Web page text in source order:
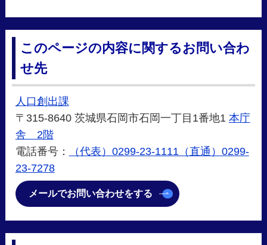
このページの内容に関するお問い合わ
せ先
人口創出課
〒315-8640 茨城県石岡市石岡一丁目1番地1 本庁
舎 2階
電話番号：
（代表）0299-23-1111（直通）0299-
23-7278
メールでお問い合わせをする